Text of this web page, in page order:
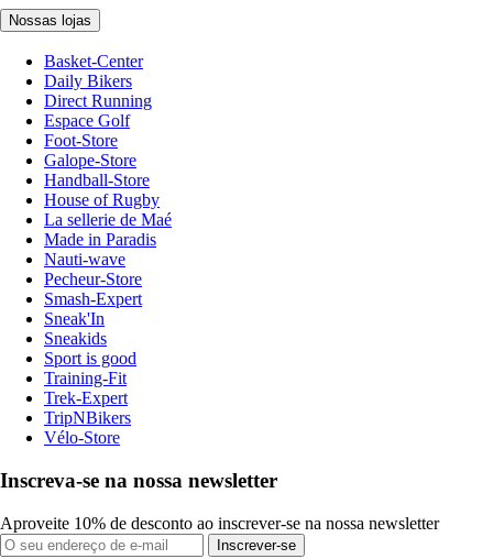
Nossas lojas
Basket-Center
Daily Bikers
Direct Running
Espace Golf
Foot-Store
Galope-Store
Handball-Store
House of Rugby
La sellerie de Maé
Made in Paradis
Nauti-wave
Pecheur-Store
Smash-Expert
Sneak'In
Sneakids
Sport is good
Training-Fit
Trek-Expert
TripNBikers
Vélo-Store
Inscreva-se na nossa newsletter
Aproveite 10% de desconto ao inscrever-se na nossa newsletter
Inscrever-se